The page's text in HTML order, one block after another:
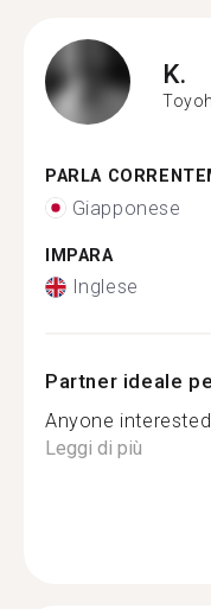
K.
PARLA
Giapponese
IMPARA
Inglese
Partner ideale
Anyone
Leggi di più